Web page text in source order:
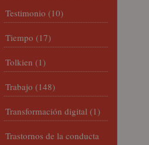
Testimonio (10)
Tiempo (17)
Tolkien (1)
Trabajo (148)
Transformación digital (1)
Trastornos de la conducta